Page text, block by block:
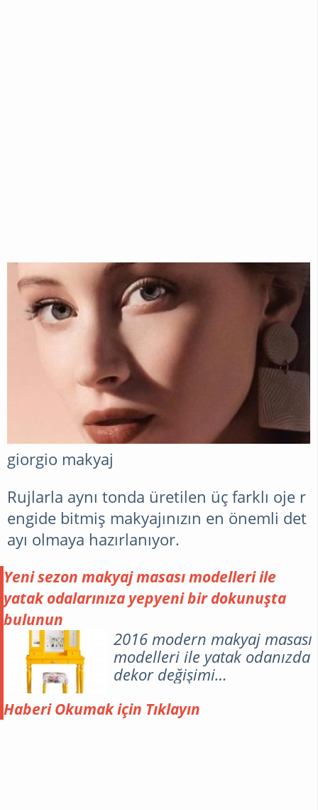
giorgio makyaj
Rujlarla aynı tonda üretilen üç farklı oje r
engide bitmiş makyajınızın en önemli det
ayı olmaya hazırlanıyor.
Yeni sezon makyaj masası modelleri ile
yatak odalarınıza yepyeni bir dokunuşta
bulunun
2016 modern makyaj masası
modelleri ile yatak odanızda
dekor değişimi
Haberi Okumak için Tıklayın